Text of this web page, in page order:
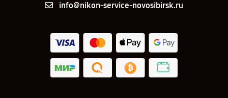
info@nikon-service-novosibirsk.ru